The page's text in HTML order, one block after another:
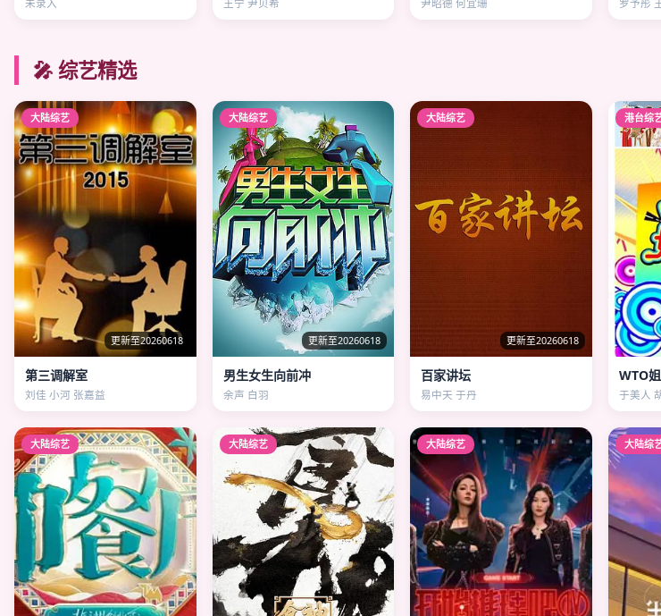
未录入 王宁 尹贝希 尹昭德 何宜珊 罗予彤
🎤 综艺精选
大陆综艺
更新至20260618
第三调解室
刘佳 小河 张嘉益
大陆综艺
更新至20260618
男生女生向前冲
余声 白羽
大陆综艺
更新至20260618
百家讲坛
易中天 于丹
港台综
WTO
于美人
大陆综艺 大陆综艺 大陆综艺 大陆综